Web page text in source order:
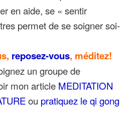
en aide, se « sentir
permet de se soigner soi-
reposez-vous, méditez!
un groupe de
mon article MEDITATION
ou pratiquez le qi gong